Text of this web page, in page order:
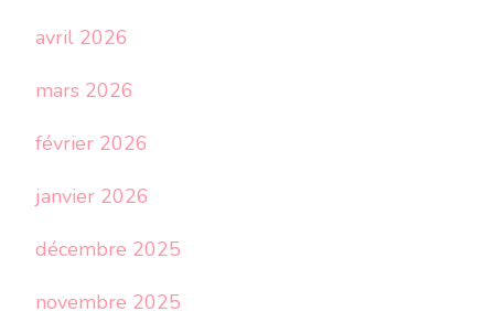
avril 2026
mars 2026
février 2026
janvier 2026
décembre 2025
novembre 2025